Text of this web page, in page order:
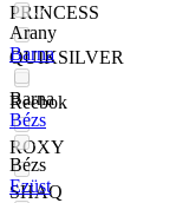
PRINCESS
QUIKSILVER
Reebok
ROXY
SHAQ
Arany
Barna
Barna
Bézs
Bézs
Ezüst